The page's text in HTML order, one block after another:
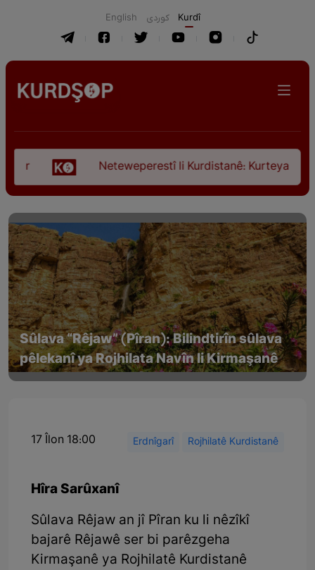
English كوردی Kurdî
Neteweperestî li Kurdistanê: Kurteya
Sûlava “Rêjaw” (Pîran): Bilindtirîn sûlava
pêlekanî ya Rojhilata Navîn li Kirmaşanê
17 Îlon 18:00 Erdnîgarî Rojhilatê Kurdistanê
Hîra Sarûxanî
Sûlava Rêjaw an jî Pîran ku li nêzîkî
bajarê Rêjawê ser bi parêzgeha
Kirmaşanê ya Rojhilatê Kurdistanê